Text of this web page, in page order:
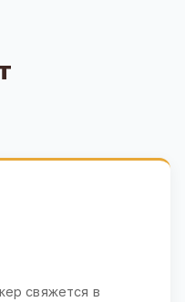
свяжется в